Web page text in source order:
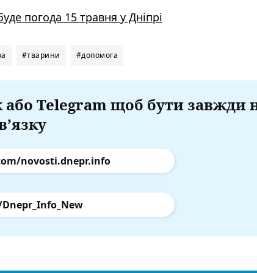
погода 15 травня у Дніпрі
#тварини #допомога
Telegram щоб бути завжди
novosti.dnepr.info